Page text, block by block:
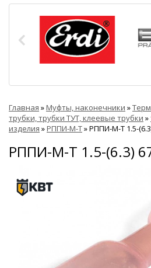
Главная »Муфты, наконечники »
трубки, трубки ТУТ, клеевые трубки »
изделия »РППИ-М-Т»РППИ-М-Т 1.5-
РППИ-М-Т 1.5-(6.3)